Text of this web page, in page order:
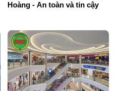
Hoàng - An toàn và tin cậy